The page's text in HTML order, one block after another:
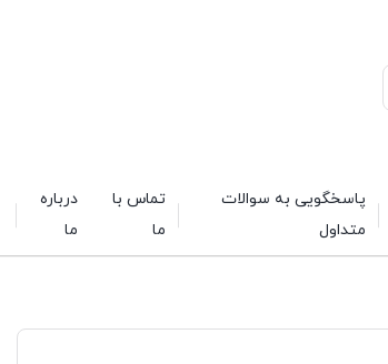
پاسخگویی به سوالات
متداول
تماس با
ما
درباره
ما